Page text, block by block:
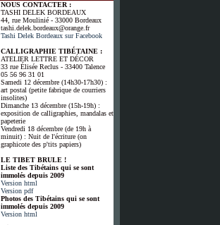
NOUS CONTACTER :
TASHI DELEK BORDEAUX
44, rue Moulinié - 33000 Bordeaux
tashi.delek.bordeaux@orange.fr
Tashi Delek Bordeaux sur Facebook
CALLIGRAPHIE TIBÉTAINE :
ATELIER LETTRE ET DÉCOR
33 rue Élisée Reclus - 33400 Talence
05 56 96 31 01
Samedi 12 décembre (14h30-17h30) :
art postal (petite fabrique de courriers
insolites)
Dimanche 13 décembre (15h-19h) :
exposition de calligraphies, mandalas et
papeterie
Vendredi 18 décembre (de 19h à
minuit) : Nuit de l'écriture (on
graphicote des p'tits papiers)
LE TIBET BRULE !
Liste des Tibétains qui se sont
immolés depuis 2009
Version html
Version pdf
Photos des Tibétains qui se sont
immolés depuis 2009
Version html